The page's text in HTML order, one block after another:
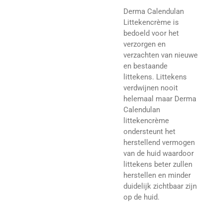
Derma Calendulan
Littekencrème is
bedoeld voor het
verzorgen en
verzachten van nieuwe
en bestaande
littekens. Littekens
verdwijnen nooit
helemaal maar Derma
Calendulan
littekencrème
ondersteunt het
herstellend vermogen
van de huid waardoor
littekens beter zullen
herstellen en minder
duidelijk zichtbaar zijn
op de huid.